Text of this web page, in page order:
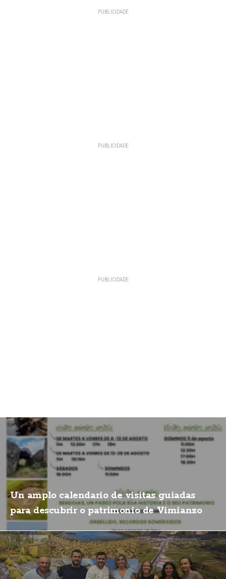
Un amplo calendario de visitas guiadas
para descubrir o patrimonio de Vimianzo